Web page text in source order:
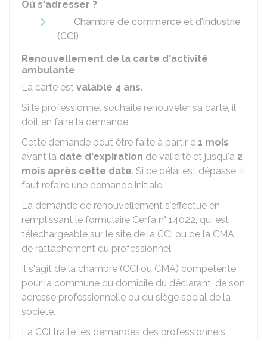
Où s'adresser ?
Chambre de commerce et d'industrie
(CCI)
Renouvellement de la carte d'activité
ambulante
La carte est valable 4 ans.
Si le professionnel souhaite renouveler sa carte, il
doit en faire la demande.
Cette demande peut être faite à partir d'1 mois
avant la date d'expiration de validité et jusqu'à 2
mois après cette date. Si ce délai est dépassé, il
faut refaire une demande initiale.
La demande de renouvellement s'effectue en
remplissant le formulaire Cerfa n° 14022, qui est
téléchargeable sur le site de la CCI ou de la CMA
de rattachement du professionnel.
Il s'agit de la chambre (CCI ou CMA) compétente
pour la commune du domicile du déclarant, de son
adresse professionnelle ou du siège social de la
société.
La CCI traite les demandes des professionnels